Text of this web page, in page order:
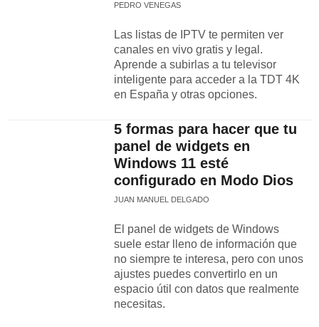
PEDRO VENEGAS
Las listas de IPTV te permiten ver
canales en vivo gratis y legal.
Aprende a subirlas a tu televisor
inteligente para acceder a la TDT 4K
en España y otras opciones.
5 formas para hacer que tu
panel de widgets en
Windows 11 esté
configurado en Modo Dios
JUAN MANUEL DELGADO
El panel de widgets de Windows
suele estar lleno de información que
no siempre te interesa, pero con unos
ajustes puedes convertirlo en un
espacio útil con datos que realmente
necesitas.